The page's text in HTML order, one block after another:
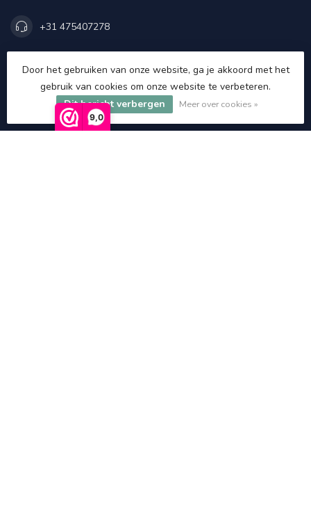
9,0
+31 475407278
+31 475407278
info@asatgroothandel.nl
Door het gebruiken van onze website, ga je akkoord met het
gebruik van cookies om onze website te verbeteren.
Dit bericht verbergen
Meer over cookies »